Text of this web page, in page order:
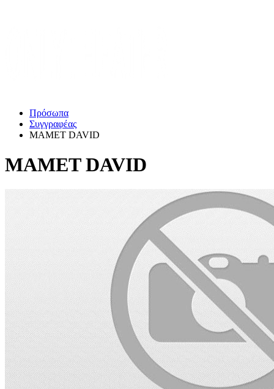
Πρόσωπα
Συγγραφέας
MAMET DAVID
MAMET DAVID